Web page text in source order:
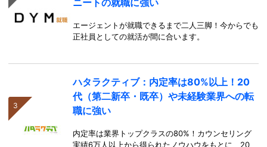
ニートの就職に強い
エージェントが就職できるまで二人三脚！今からでも
正社員としての就活が間に合います。
ハタラクティブ：内定率は80%以上！20
代（第二新卒・既卒）や未経験業界への転
職に強い
内定率は業界トップクラスの80%！カウンセリング
実績6万人以上から得られたノウハウをもとに、20